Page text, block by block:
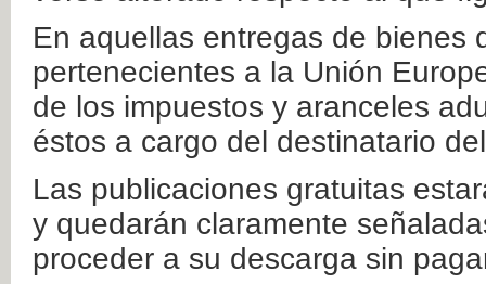
En aquellas entregas de bienes
pertenecientes a la Unión
de los impuestos y aranceles
éstos a cargo del destinatario
Las publicaciones gratuitas
y quedarán claramente
proceder a su descarga sin